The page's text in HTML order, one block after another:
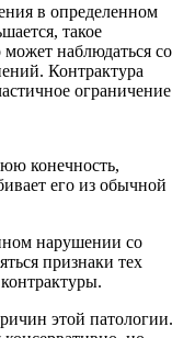
в определенном
такое
может наблюдаться со
Контрактура
ограничение
конечность,
его из обычной
нарушении со
признаки тех
этой патологии.